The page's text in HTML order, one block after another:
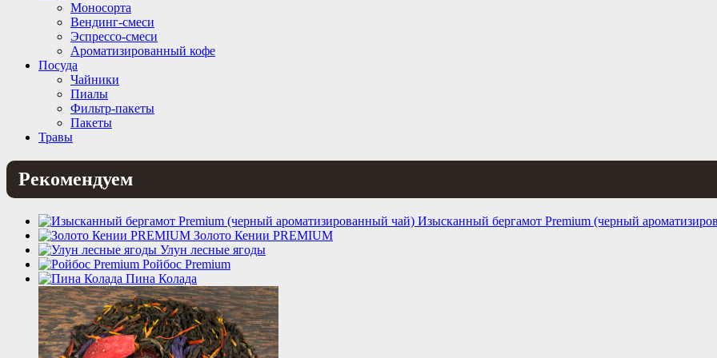
Моносорта
Вендинг-смеси
Эспрессо-смеси
Ароматизированный кофе
Посуда
Чайники
Пиалы
Фильтр-пакеты
Пакеты
Травы
Рекомендуем
Изысканный бергамот Premium (черный
Золото Кении PREMIUM
Улун лесные ягоды
Ройбос Premium
Пина Колада